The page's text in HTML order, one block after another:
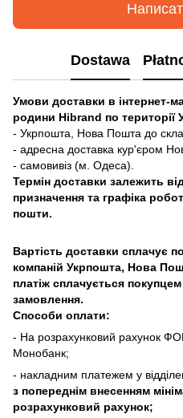
Dostawa
Умови доставки в інтернет-
родини Hibrand по території
- Укрпошта, Нова Пошта до
- адресна доставка кур'єром
- самовивіз (м. Одеса).
Термін доставки залежить
призначення та графіка
пошти.
Вартість доставки сплачує
компаній Укрпошта, Нова
платіж сплачується
замовлення.
Способи оплати:
- На розрахунковий рахунок
Монобанк;
- накладним платежем у
з попереднім внесенням
розрахунковий рахунок;